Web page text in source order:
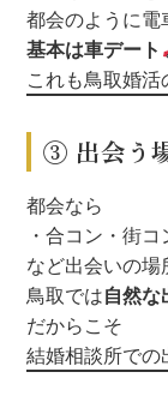
都会のように電
基本は車デート
これも鳥取婚活
③ 出会う
都会なら
・合コン ・街コ
など出会いの
鳥取では自然
だからこそ
結婚相談所での